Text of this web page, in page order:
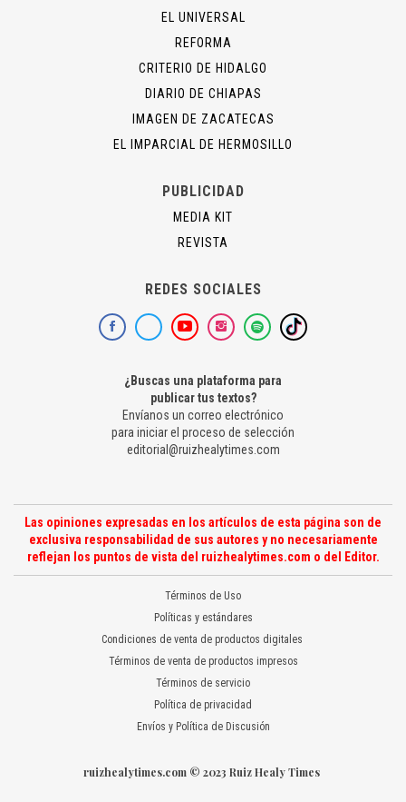
EL UNIVERSAL
REFORMA
CRITERIO DE HIDALGO
DIARIO DE CHIAPAS
IMAGEN DE ZACATECAS
EL IMPARCIAL DE HERMOSILLO
PUBLICIDAD
MEDIA KIT
REVISTA
REDES SOCIALES
¿Buscas una plataforma para
publicar tus textos?
Envíanos un correo electrónico
para iniciar el proceso de selección
editorial@ruizhealytimes.com
Las opiniones expresadas en los artículos de esta página son de
exclusiva responsabilidad de sus autores y no necesariamente
reflejan los puntos de vista del ruizhealytimes.com o del Editor.
Términos de Uso
Políticas y estándares
Condiciones de venta de productos digitales
Términos de venta de productos impresos
Términos de servicio
Política de privacidad
Envíos y Política de Discusión
ruizhealytimes.com © 2023 Ruiz Healy Times